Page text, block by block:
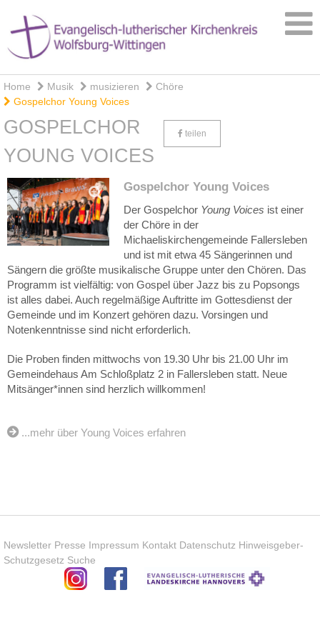
Home Musik musizieren
Chöre
Gospelchor Young Voices
GOSPELCHOR
YOUNG VOICES
teilen
Gospelchor Young Voices
Der Gospelchor Young Voices ist einer
der Chöre in der
Michaeliskirchengemeinde Fallersleben
und ist mit etwa 45 Sängerinnen und
Sängern die größte musikalische Gruppe unter den Chören. Das
Programm ist vielfältig: von Gospel über Jazz bis zu Popsongs
ist alles dabei. Auch regelmäßige Auftritte im Gottesdienst der
Gemeinde und im Konzert gehören dazu. Vorsingen und
Notenkenntnisse sind nicht erforderlich.
Die Proben finden mittwochs von 19.30 Uhr bis 21.00 Uhr im
Gemeindehaus Am Schloßplatz 2 in Fallersleben statt. Neue
Mitsänger*innen sind herzlich willkommen!
...mehr über Young Voices erfahren
Newsletter Presse Impressum Kontakt Datenschutz Hinweisgeber-
Schutzgesetz Suche